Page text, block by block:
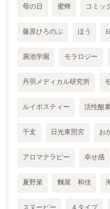
母の日 蜜蜂 コミッ
藤原ひろのぶ ほう
廣池学園 モラロジー
丹羽メディカル研究所
ルイボスティー 活性酸
干支 日光東照宮 お
アロマテラピー 幸せ感
夏野菜 麵屋 和佳